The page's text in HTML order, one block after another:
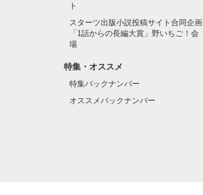
ト
スターツ出版小説投稿サイト合同企画
「1話からの長編大賞」野いちご！会
場
特集・オススメ
特集バックナンバー
オススメバックナンバー